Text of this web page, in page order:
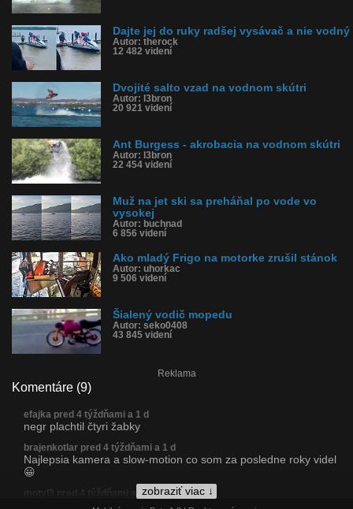
Dajte jej do ruky radšej vysávač a nie vodný
Autor: therock
12 482 videní
Dvojité salto vzad na vodnom skútri
Autor: l3bron
20 921 videní
Ant Burgess - akrobacia na vodnom skútri
Autor: l3bron
22 454 videní
Muž na jet ski sa preháňal po vode vo
vysokej
Autor: buchnad
6 856 videní
Ako mladý Frigo na motorke zrušil stánok
Autor: uhorkac
9 506 videní
Šialený vodič mopedu
Autor: seko0408
43 845 videní
Reklama
Komentáre (9)
zobraziť viac ↓
efajka pred 4 týždňami a 1 d
negr plachtil čtyri žabky
brajenkotlar pred 4 týždňami a 1 d
Najlepsia kamera a slow-motion co som za posledne roky videl
😀
motyl3 pred 4 týždňami a 1 d
omylom stupil na brzdu..